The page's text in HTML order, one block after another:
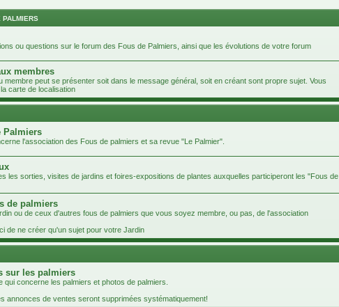
PALMIERS
ou questions sur le forum des Fous de Palmiers, ainsi que les évolutions de votre forum
membres
membre peut se présenter soit dans le message général, soit en créant sont propre sujet. Vous
carte de localisation
Palmiers
l'association des Fous de palmiers et sa revue "Le Palmier".
les sorties, visites de jardins et foires-expositions de plantes auxquelles participeront les "Fous de
de palmiers
ou de ceux d'autres fous de palmiers que vous soyez membre, ou pas, de l'association
de ne créer qu'un sujet pour votre Jardin
sur les palmiers
concerne les palmiers et photos de palmiers.
annonces de ventes seront supprimées systématiquement!